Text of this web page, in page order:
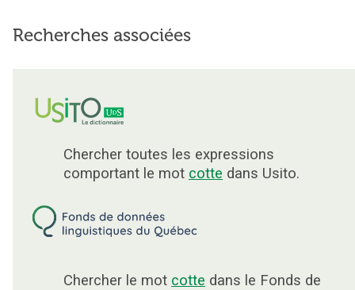
Recherches associées
Chercher toutes les expressions
comportant le mot cotte dans Usito.
Chercher le mot cotte dans le Fonds de